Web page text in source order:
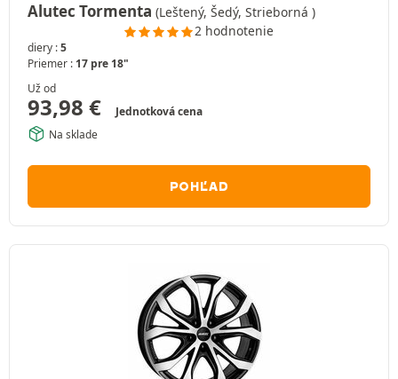
Alutec Tormenta (Leštený, Šedý, Strieborná )
2 hodnotenie
diery :5
Priemer : 17 pre 18"
Už od
93,98 €
Jednotková cena
Na sklade
POHĽAD